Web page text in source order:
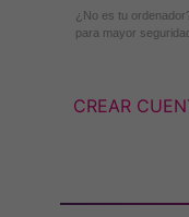
¿No es tu
para mayor seguridad.
CREAR